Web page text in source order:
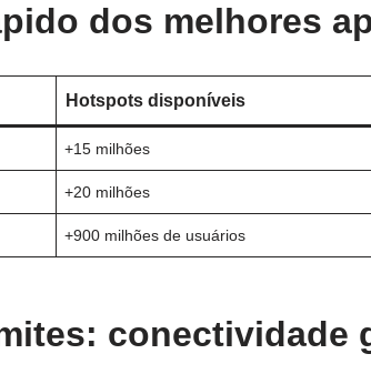
dos melhores
Hotspots disponíveis
+15 milhões
+20 milhões
+900 milhões de usuários
conectividade